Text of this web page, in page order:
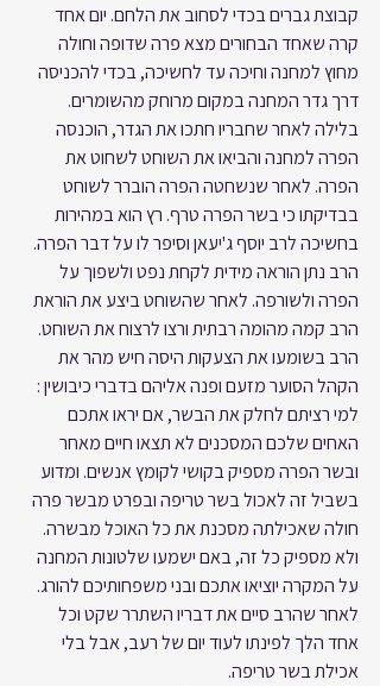
קבוצת גברים בכדי לסחוב את הלחם. יום אחד
קרה שאחד הבחורים מצא פרה שדופה וחולה
מחוץ למחנה וחיכה עד לחשיכה, בכדי להכניסה
דרך גדר המחנה במקום מרוחק מהשומרים.
בלילה לאחר שחבריו חתכו את הגדר, הוכנסה
הפרה למחנה והביאו את השוחט לשחוט את
הפרה. לאחר שנשחטה הפרה הוברר לשוחט
בבדיקתו כי בשר הפרה טרף. רץ הוא במהירות
בחשיכה לרב יוסף ג'יעאן וסיפר לו על דבר הפרה.
הרב נתן הוראה מידית לקחת נפט ולשפוך על
הפרה ולשורפה. לאחר שהשוחט ביצע את הוראת
הרב קמה מהומה רבתית ורצו לרצוח את השוחט.
הרב בשומעו את הצעקות היסה חיש מהר את
הקהל הסוער מזעם ופנה אליהם בדברי כיבושין :
למי רציתם לחלק את הבשר, אם יראו אתכם
האחים שלכם המסכנים לא תצאו חיים מאחר
ובשר הפרה מספיק בקושי לקומץ אנשים. ומדוע
בשביל זה לאכול בשר טריפה ובפרט מבשר פרה
חולה שאכילתה מסכנת את כל האוכל מבשרה.
ולא מספיק כל זה, באם ישמעו שלטונות המחנה
על המקרה יוציאו אתכם ובני משפחותיכם להורג.
לאחר שהרב סיים את דבריו השתרר שקט וכל
אחד הלך לפינתו לעוד יום של רעב, אבל בלי
אכילת בשר טריפה.